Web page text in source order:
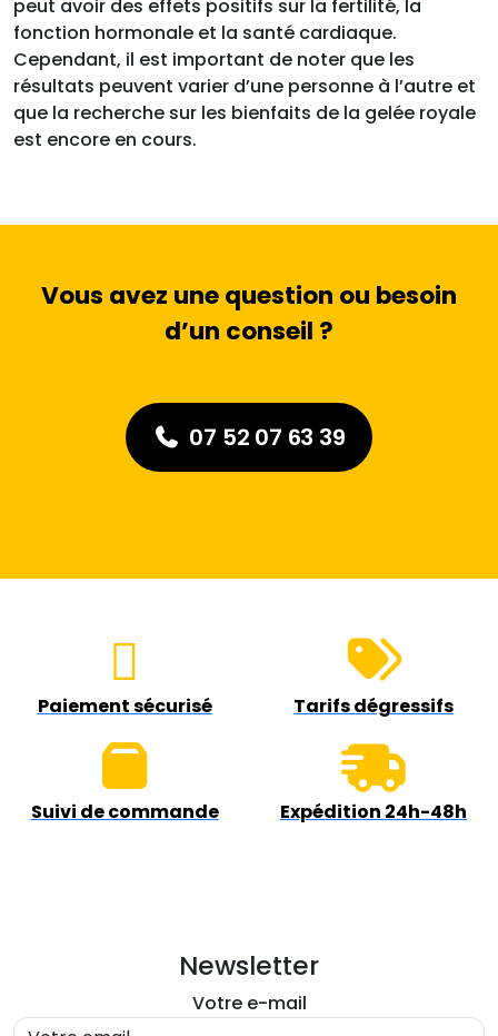
peut avoir des effets positifs sur la fertilité, la
fonction hormonale et la santé cardiaque.
Cependant, il est important de noter que les
résultats peuvent varier d’une personne à l’autre et
que la recherche sur les bienfaits de la gelée royale
est encore en cours.
Vous avez une question ou besoin
d’un conseil ?
07 52 07 63 39
Paiement sécurisé Tarifs dégressifs
Suivi de commande Expédition 24h-48h
Newsletter
Votre e-mail